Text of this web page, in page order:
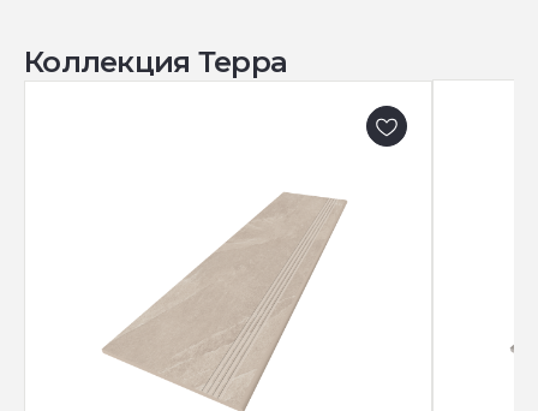
Коллекция Терра